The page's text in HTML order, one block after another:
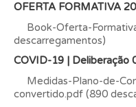
OFERTA FORMATIVA
Book-Oferta-
descarregamentos)
COVID-19 | Deliberação
Medidas-Plano-de-
convertido.pdf (890